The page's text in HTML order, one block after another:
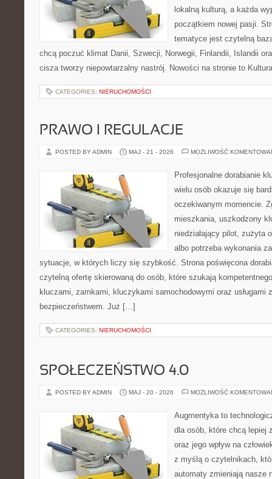
lokalną kulturą, a każda
początkiem nowej pasji.
tematyce jest czytelną
chcą poczuć klimat Danii, Szwecji, Norwegii, Finlandii, Islandii
cisza tworzy niepowtarzalny nastrój. Nowości na stronie to
CATEGORIES: NIERUCHOMOŚCI
PRAWO I REGULACJE
POSTED BY ADMIN MAJ - 21 - 2026 MOŻLIWOŚĆ
Profesjonalne dorabianie
wielu osób okazuje się
oczekiwanym momencie.
mieszkania, uszkodzony
niedziałający pilot, zużyta
albo potrzeba wykonania
sytuacje, w których liczy się szybkość. Strona poświęcona
czytelną ofertę skierowaną do osób, które szukają
kluczami, zamkami, kluczykami samochodowymi oraz usługami
bezpieczeństwem. Już […]
CATEGORIES: NIERUCHOMOŚCI
SPOŁECZEŃSTWO 4.0
POSTED BY ADMIN MAJ - 20 - 2026 MOŻLIWOŚĆ
Augmentyka to
dla osób, które chcą lepiej
oraz jego wpływ na
z myślą o czytelnikach,
automaty zmieniają nasze